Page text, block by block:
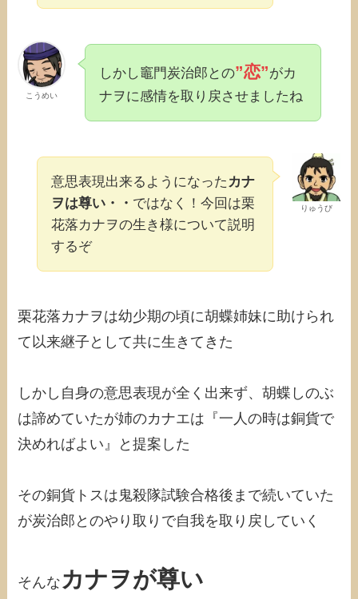
こうめい
しかし竈門炭治郎との”恋”がカ
ナヲに感情を取り戻させましたね
りゅうび
意思表現出来るようになった カナ
ヲは尊い・・ ではなく！今回は栗
花落カナヲの生き様について説明
するぞ
栗花落カナヲは幼少期の頃に胡蝶姉妹に助けられ
て以来継子として共に生きてきた
しかし自身の意思表現が全く出来ず、胡蝶しのぶ
は諦めていたが姉のカナエは『一人の時は銅貨で
決めればよい』と提案した
その銅貨トスは鬼殺隊試験合格後まで続いていた
が炭治郎とのやり取りで自我を取り戻していく
そんな カナヲが尊い